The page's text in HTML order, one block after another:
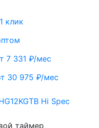
клик
7 331 ₽/мес
30 975 ₽/мес